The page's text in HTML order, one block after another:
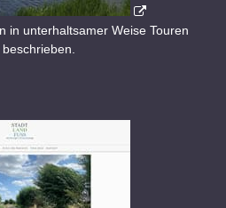
in unterhaltsamer Weise Touren